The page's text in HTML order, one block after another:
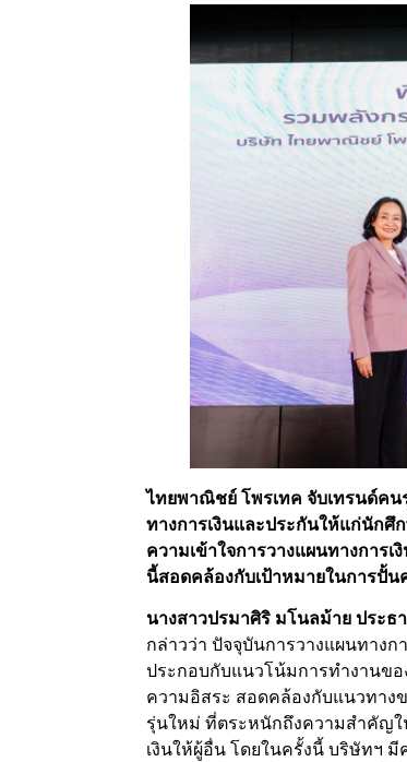
ไทยพาณิชย์ โพรเทค จับเทรนด์ค
ทางการเงินและประกันให้แก่นัก
ความเข้าใจการวางแผนทางการ
นี้สอดคล้องกับเป้าหมายในการปั้
นางสาวปรมาศิริ มโนลม้าย ประ
กล่าวว่า ปัจจุบันการวางแผนทางก
ประกอบกับแนวโน้มการทำงานข
ความอิสระ สอดคล้องกับแนวทาง
รุ่นใหม่ ที่ตระหนักถึงความสำคัญใ
เงินให้ผู้อื่น โดยในครั้งนี้ บริษัทฯ